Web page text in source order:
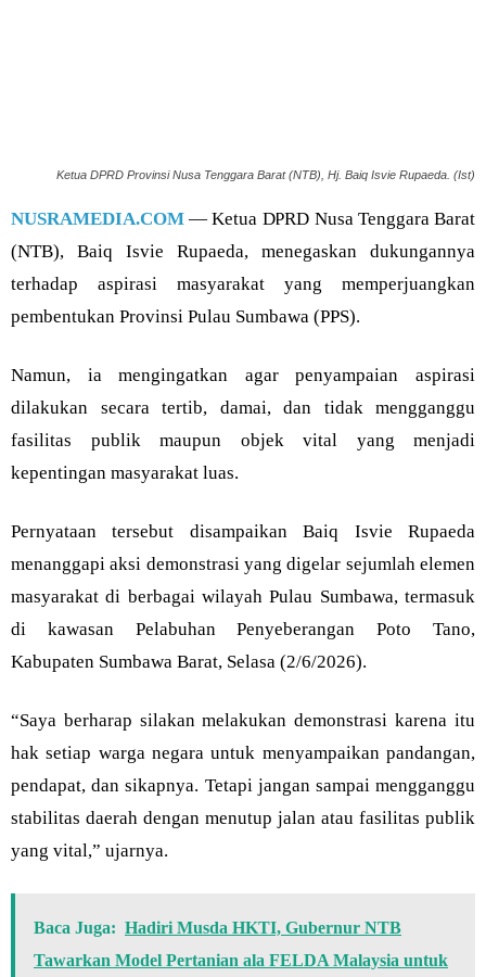
Ketua DPRD Provinsi Nusa Tenggara Barat (NTB), Hj. Baiq Isvie Rupaeda. (Ist)
NUSRAMEDIA.COM — Ketua DPRD Nusa Tenggara Barat
(NTB), Baiq Isvie Rupaeda, menegaskan dukungannya
terhadap aspirasi masyarakat yang memperjuangkan
pembentukan Provinsi Pulau Sumbawa (PPS).
Namun, ia mengingatkan agar penyampaian aspirasi
dilakukan secara tertib, damai, dan tidak mengganggu
fasilitas publik maupun objek vital yang menjadi
kepentingan masyarakat luas.
Pernyataan tersebut disampaikan Baiq Isvie Rupaeda
menanggapi aksi demonstrasi yang digelar sejumlah elemen
masyarakat di berbagai wilayah Pulau Sumbawa, termasuk
di kawasan Pelabuhan Penyeberangan Poto Tano,
Kabupaten Sumbawa Barat, Selasa (2/6/2026).
“Saya berharap silakan melakukan demonstrasi karena itu
hak setiap warga negara untuk menyampaikan pandangan,
pendapat, dan sikapnya. Tetapi jangan sampai mengganggu
stabilitas daerah dengan menutup jalan atau fasilitas publik
yang vital,” ujarnya.
Baca Juga: Hadiri Musda HKTI, Gubernur NTB
Tawarkan Model Pertanian ala FELDA Malaysia untuk